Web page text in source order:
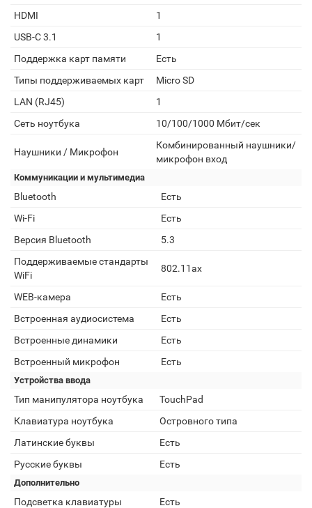
HDMI
1
USB-C 3.1
1
Поддержка карт памяти
Есть
Типы поддерживаемых карт
Micro SD
LAN (RJ45)
1
Сеть ноутбука
10/100/1000 Мбит/сек
Наушники / Микрофон
Комбинированный наушники/
микрофон вход
Коммуникации и мультимедиа
Bluetooth
Есть
Wi-Fi
Есть
Версия Bluetooth
5.3
Поддерживаемые стандарты
WiFi
802.11ax
WEB-камера
Есть
Встроенная аудиосистема
Есть
Встроенные динамики
Есть
Встроенный микрофон
Есть
Устройства ввода
Тип манипулятора ноутбука
TouchPad
Клавиатура ноутбука
Островного типа
Латинские буквы
Есть
Русские буквы
Есть
Дополнительно
Подсветка клавиатуры
Есть